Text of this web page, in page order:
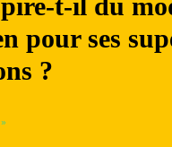
t-il du
pour ses
?